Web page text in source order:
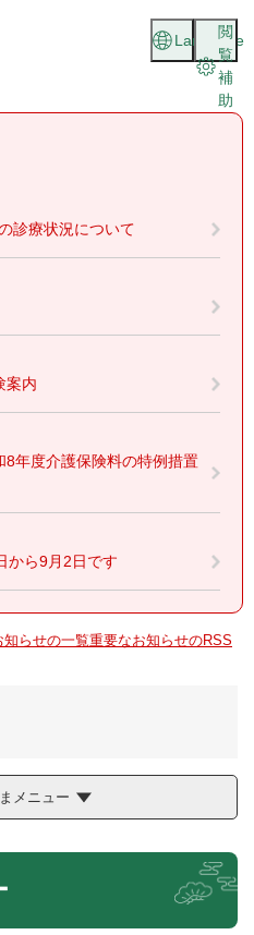
閲
覧
補
助
Language
診療状況について
案内
年度介護保険料の特例措置
から9月2日です
知らせの一覧重要なお知らせのRSS
メニュー